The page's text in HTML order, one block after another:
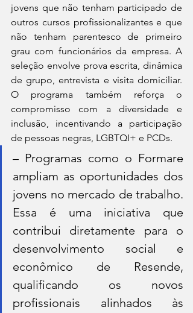
jovens que não tenham participado de
outros cursos profissionalizantes e que
não tenham parentesco de primeiro
grau com funcionários da empresa. A
seleção envolve prova escrita, dinâmica
de grupo, entrevista e visita domiciliar.
O programa também reforça o
compromisso com a diversidade e
inclusão, incentivando a participação
de pessoas negras, LGBTQI+ e PCDs.
– Programas como o Formare
ampliam as oportunidades dos
jovens no mercado de trabalho.
Essa é uma iniciativa que
contribui diretamente para o
desenvolvimento social e
econômico de Resende,
qualificando os novos
profissionais alinhados às